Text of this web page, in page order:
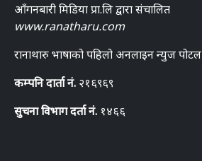
आँगनबारी मिडिया प्रा.लि द्वारा संचालित
www.ranatharu.com
रानाथारु भाषाको पहिलो अनलाइन न्युज पोटल
कम्पनि दार्ता नं. २१६९६९
सुचना विभाग दर्ता नं. १४६६